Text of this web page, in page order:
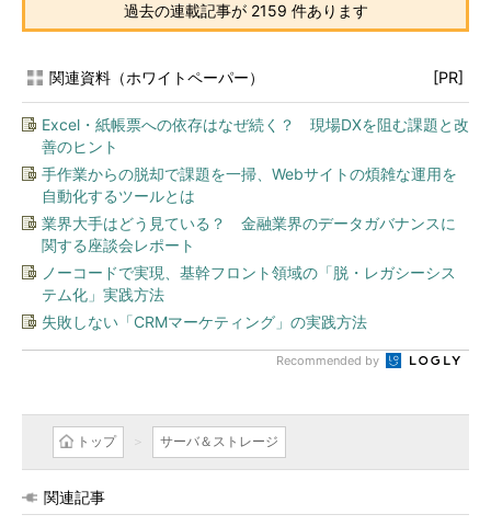
過去の連載記事が 2159 件あります
関連資料（ホワイトペーパー） [PR]
Excel・紙帳票への依存はなぜ続く？ 現場DXを阻む課題と改
善のヒント
手作業からの脱却で課題を一掃、Webサイトの煩雑な運用を
自動化するツールとは
業界大手はどう見ている？ 金融業界のデータガバナンスに
関する座談会レポート
ノーコードで実現、基幹フロント領域の「脱・レガシーシス
テム化」実践方法
失敗しない「CRMマーケティング」の実践方法
Recommended by
トップ サーバ＆ストレージ
関連記事